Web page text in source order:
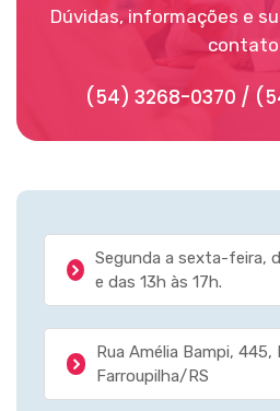
Dúvidas, informações e
(54) 3268-0370 /
Segunda a sexta-feira,
e das 13h às 17h.
Rua Amélia Bampi, 445,
Farroupilha/RS